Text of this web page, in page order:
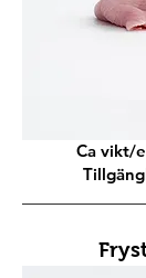
Ca vikt/